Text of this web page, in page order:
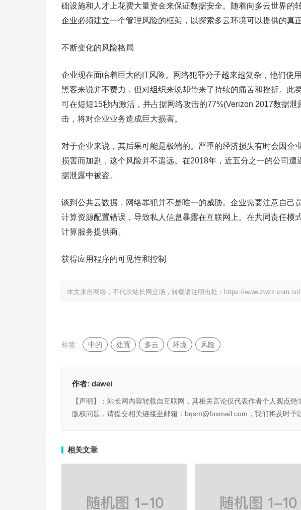
础设施和人才上花费大量资金来保证数据安全。随着向多云世界的
企业必须建立一个管理风险的框架，以探索多云环境可以提供的真正
不断变化的风险格局
企业现在面临着巨大的IT风险。网络犯罪分子越来越复杂，他们
黑客来说并不费力，但对组织来说却带来了持续的痛苦和挫折。此
可在短短15秒内激活，并占据网络攻击的77%(Verizon 2017数据
击，将对企业业务造成巨大损害。
对于企业来说，其后果可能是极端的。严重的经济损失有时会因企
损害而加剧，这个风险并不遥远。在2018年，近五分之一的公司
据泄露中被盗。
谈到公共云数据，网络罪犯并不是唯一的威胁。企业需要注意自己
计算资源配置错误，导致私人信息暴露在互联网上。在共同责任模
计算服务提供商。
获得应用程序的可见性和控制
本文来自网络，不代表站长网立场，转载请注明出处： https://
标签: 中的 处置 多云 环境 风险
作者: dawei
【声明】：站长网内容转载自互联网，其相关言论仅代表作者个人观点
版权问题，请提交相关链接至邮箱：bqsm@foxmail.com，我们将及时予
相关文章